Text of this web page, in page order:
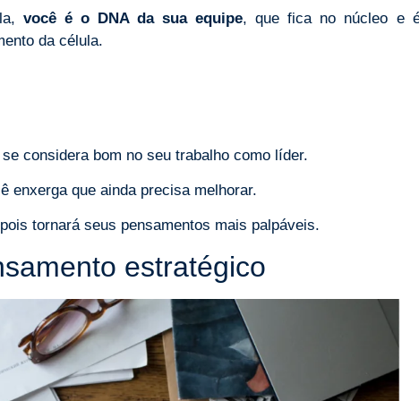
você é o DNA da sua equipe, que fica no núcleo e
da célula.
considera bom no seu trabalho como líder.
enxerga que ainda precisa melhorar.
tornará seus pensamentos mais palpáveis.
estratégico